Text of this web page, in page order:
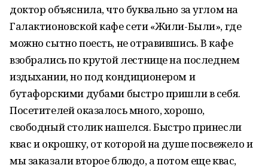
доктор объяснила, что буквально за углом на
Галактионовской кафе сети «Жили-Были», где
можно сытно поесть, не отравившись. В кафе
взобрались по крутой лестнице на последнем
издыхании, но под кондиционером и
бутафорскими дубами быстро пришли в себя.
Посетителей оказалось много, хорошо,
свободный столик нашелся. Быстро принесли
квас и окрошку, от которой на душе посвежело и
мы заказали второе блюдо, а потом еще квас,